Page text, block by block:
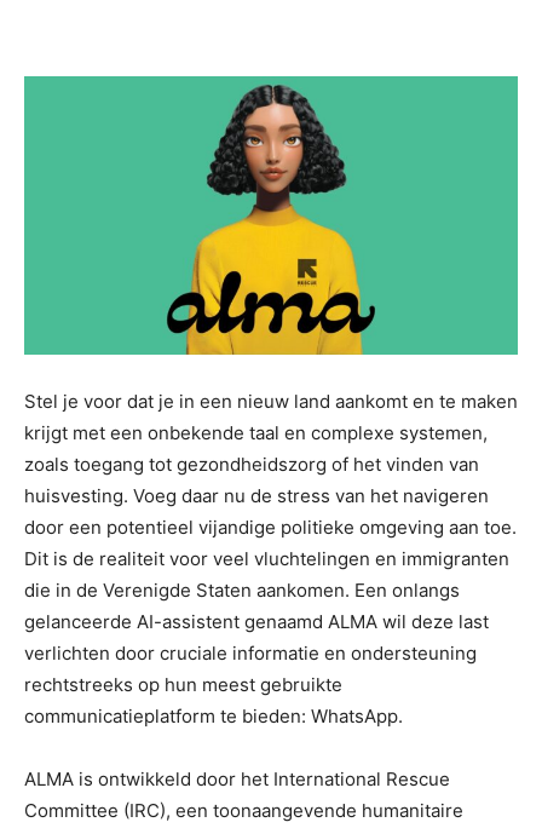
Stel je voor dat je in een nieuw land aankomt en te maken
krijgt met een onbekende taal en complexe systemen,
zoals toegang tot gezondheidszorg of het vinden van
huisvesting. Voeg daar nu de stress van het navigeren
door een potentieel vijandige politieke omgeving aan toe.
Dit is de realiteit voor veel vluchtelingen en immigranten
die in de Verenigde Staten aankomen. Een onlangs
gelanceerde AI-assistent genaamd ALMA wil deze last
verlichten door cruciale informatie en ondersteuning
rechtstreeks op hun meest gebruikte
communicatieplatform te bieden: WhatsApp.
ALMA is ontwikkeld door het International Rescue
Committee (IRC), een toonaangevende humanitaire